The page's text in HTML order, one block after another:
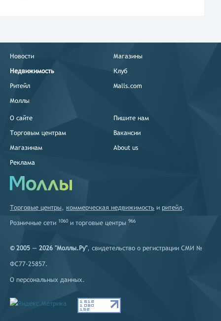
Новости
Недвижимость
Ритейл
Моллы
Магазины
Клуб
Malls.com
О сайте
Торговым центрам
Магазинам
Реклама
Пишите нам
Вакансии
About us
Торговые центры, коммерческая недвижимость и ритейл.
Розничные сети 1060 и торговые центры 966
© 2005 — 2026 "Моллы.Ру", свидетельство о регистрации СМИ №
ФС77-25857.
О персональных данных.